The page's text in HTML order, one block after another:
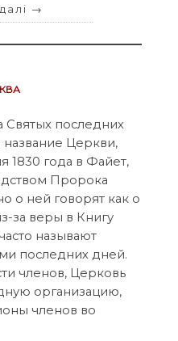
→
Святых последних
Церкви,
1830 года в Файет,
Пророка
о ней говорят как о
за веры в Книгу
называют
последних дней.
членов, Церковь
организацию,
членов во